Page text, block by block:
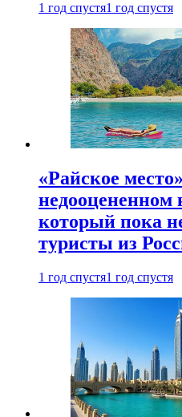
1 год спустя1 год спустя
«Райское
недооцененном
который пока
туристы из
1 год спустя1 год спустя